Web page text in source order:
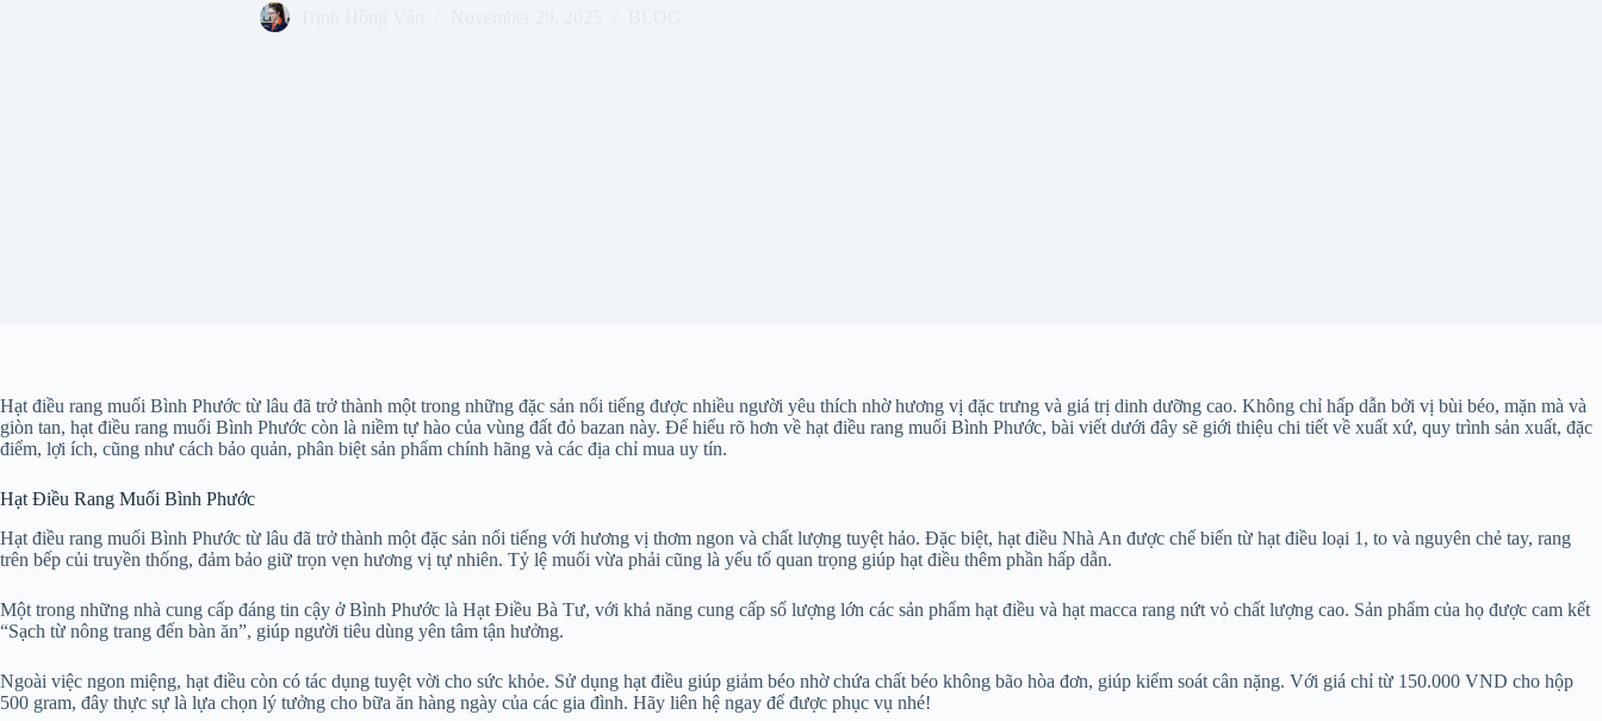
Hạt điều rang muối Bình Phước từ lâu đã trở thành một trong những đặc sản nổi tiếng được nhiều người yêu thích nhờ hương vị đặc trưng và giá trị dinh dưỡng cao. Không chỉ hấp dẫn bởi vị bùi béo, mặn mà và
giòn tan, hạt điều rang muối Bình Phước còn là niềm tự hào của vùng đất đỏ bazan này. Để hiểu rõ hơn về hạt điều rang muối Bình Phước, bài viết dưới đây sẽ giới thiệu chi tiết về xuất xứ, quy trình sản xuất, đặc
điểm, lợi ích, cũng như cách bảo quản, phân biệt sản phẩm chính hãng và các địa chỉ mua uy tín.
Hạt Điều Rang Muối Bình Phước
Hạt điều rang muối Bình Phước từ lâu đã trở thành một đặc sản nổi tiếng với hương vị thơm ngon và chất lượng tuyệt hảo. Đặc biệt, hạt điều Nhà An được chế biến từ hạt điều loại 1, to và nguyên chẻ tay, rang
trên bếp củi truyền thống, đảm bảo giữ trọn vẹn hương vị tự nhiên. Tỷ lệ muối vừa phải cũng là yếu tố quan trọng giúp hạt điều thêm phần hấp dẫn.
Một trong những nhà cung cấp đáng tin cậy ở Bình Phước là Hạt Điều Bà Tư, với khả năng cung cấp số lượng lớn các sản phẩm hạt điều và hạt macca rang nứt vỏ chất lượng cao. Sản phẩm của họ được cam kết
“Sạch từ nông trang đến bàn ăn”, giúp người tiêu dùng yên tâm tận hưởng.
Ngoài việc ngon miệng, hạt điều còn có tác dụng tuyệt vời cho sức khỏe. Sử dụng hạt điều giúp giảm béo nhờ chứa chất béo không bão hòa đơn, giúp kiểm soát cân nặng. Với giá chỉ từ 150.000 VND cho hộp
500 gram, đây thực sự là lựa chọn lý tưởng cho bữa ăn hàng ngày của các gia đình. Hãy liên hệ ngay để được phục vụ nhé!